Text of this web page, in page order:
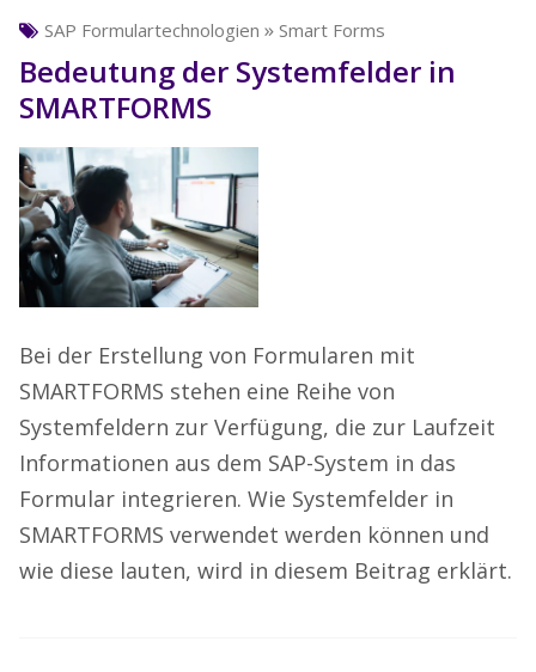
SAP Formulartechnologien » Smart Forms
Bedeutung der Systemfelder in
SMARTFORMS
Bei der Erstellung von Formularen mit
SMARTFORMS stehen eine Reihe von
Systemfeldern zur Verfügung, die zur Laufzeit
Informationen aus dem SAP-System in das
Formular integrieren. Wie Systemfelder in
SMARTFORMS verwendet werden können und
wie diese lauten, wird in diesem Beitrag erklärt.